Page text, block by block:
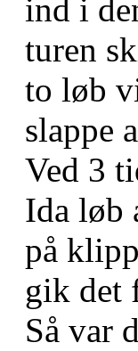
ind i
turen
to løb
slappe
Ved 3
Ida løb
på
gik det
Så var